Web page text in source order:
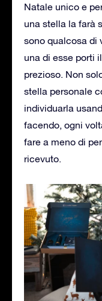
Natale unico e
una stella la farà
sono qualcosa di
una di esse porti
prezioso. Non
stella personale
individuarla
facendo, ogni
fare a meno di
ricevuto.